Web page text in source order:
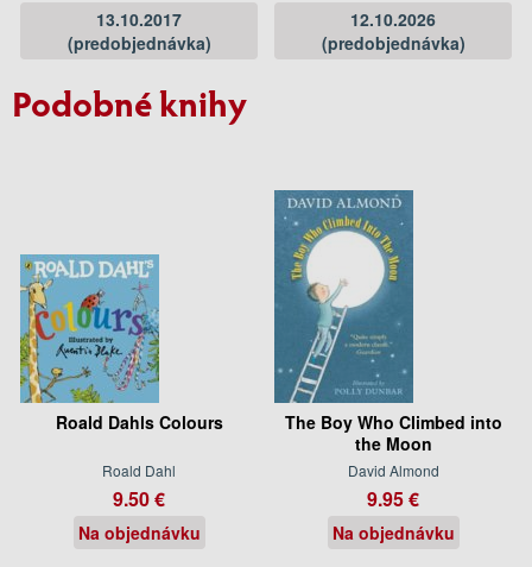
13.10.2017
(predobjednávka)
12.10.2026
(predobjednávka)
Podobné knihy
Roald Dahls Colours
Roald Dahl
9.50 €
Na objednávku
The Boy Who Climbed into
the Moon
David Almond
9.95 €
Na objednávku